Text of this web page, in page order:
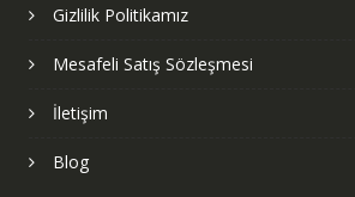
Gizlilik Politikamız
Mesafeli Satış Sözleşmesi
İletişim
Blog